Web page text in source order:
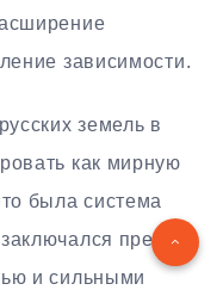
зависимости.
земель в
как мирную
была система
прежде
и сильными